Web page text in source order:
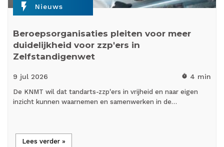
flash_on Nieuws
Beroepsorganisaties pleiten voor meer
duidelijkheid voor zzp'ers in
Zelfstandigenwet
9 jul 2026 timer 4 min
De KNMT wil dat tandarts-zzp'ers in vrijheid en naar eigen
inzicht kunnen waarnemen en samenwerken in de…
Lees verder »